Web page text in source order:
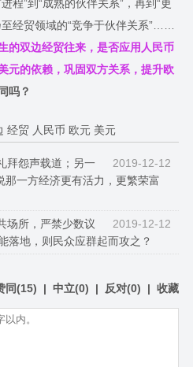
程”到“成熟的伙伴关系”，再到“更
经贸领域的“竞争于伙伴关系”……
的双边经贸往来，是否应用人民币
元的依赖，巩固双方关系，提升欧
吗？
经贸 人民币 欧元 美元
2019-12-12
拜怨声载道；另一
那一方经济更有活力，更繁荣富
2019-12-12
场所，严禁少数议
落地，则民众应群起而攻之？
同(15) |中立(0) | 反对(0) |收藏